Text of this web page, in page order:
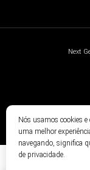
Next
Nós usamos cookies
uma melhor
navegando, significa
de privacidade.